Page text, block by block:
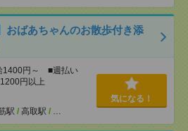
おばあちゃんのお散歩付き添
1400円～ ■週払い
円以上
駅 / 高取駅 / …
気になる！